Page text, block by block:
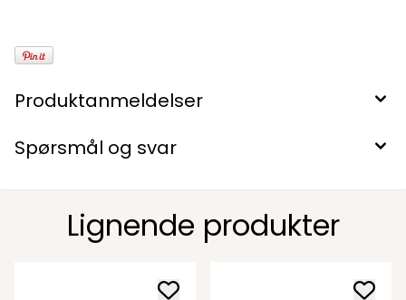
Produktanmeldelser
Spørsmål og svar
Lignende produkter